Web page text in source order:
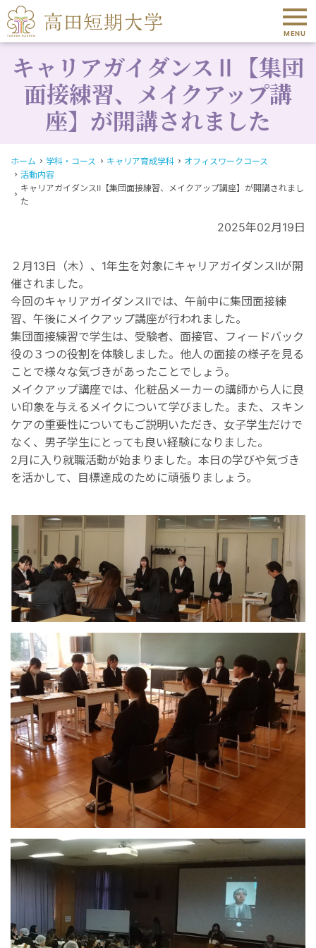
MENU
キャリアガイダンスⅡ【集団
面接練習、メイクアップ講
座】が開講されました
ホーム 学科・コース キャリア育成学科
オフィスワークコース
活動内容
キャリアガイダンスⅡ【集団面接練習、メイクアップ講座】が開講されまし
た
2025年02月19日
２月13日（木）、1年生を対象にキャリアガイダンスⅡが開
催されました。
今回のキャリアガイダンスⅡでは、午前中に集団面接練
習、午後にメイクアップ講座が行われました。
集団面接練習で学生は、受験者、面接官、フィードバック
役の３つの役割を体験しました。他人の面接の様子を見る
ことで様々な気づきがあったことでしょう。
メイクアップ講座では、化粧品メーカーの講師から人に良
い印象を与えるメイクについて学びました。また、スキン
ケアの重要性についてもご説明いただき、女子学生だけで
なく、男子学生にとっても良い経験になりました。
2月に入り就職活動が始まりました。本日の学びや気づき
を活かして、目標達成のために頑張りましょう。